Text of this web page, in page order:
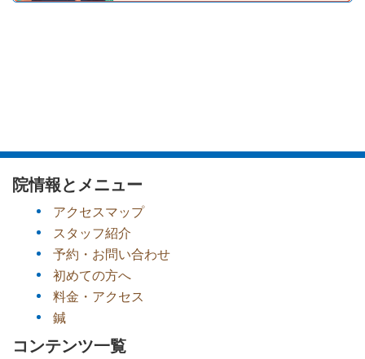
院情報とメニュー
アクセスマップ
スタッフ紹介
予約・お問い合わせ
初めての方へ
料金・アクセス
鍼
コンテンツ一覧